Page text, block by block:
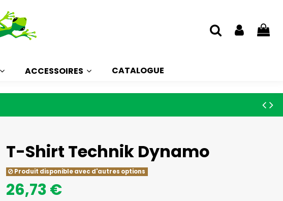
ACCESSOIRES CATALOGUE
T-Shirt Technik Dynamo
Produit disponible avec d'autres options
26,73 €